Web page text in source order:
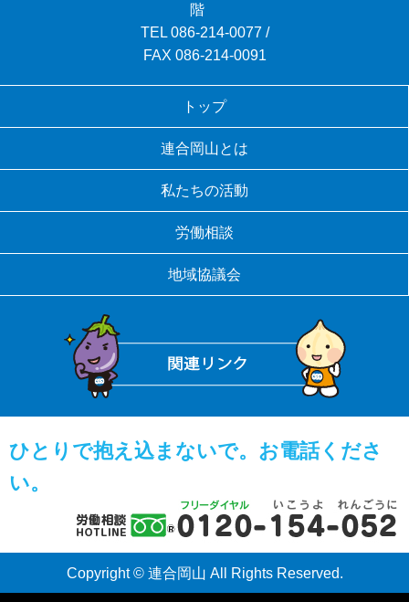
階
TEL 086-214-0077 /
FAX 086-214-0091
トップ
連合岡山とは
私たちの活動
労働相談
地域協議会
ひとりで抱え込まないで。お電話くださ
い。
Copyright © 連合岡山 All Rights Reserved.